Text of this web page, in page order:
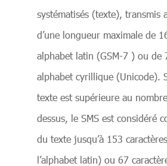
systématisés (texte), transmis
d’une longueur maximale de
alphabet latin (GSM-7 ) ou de
alphabet cyrillique (Unicode).
texte est supérieure au
dessus, le SMS est considéré
du texte jusqu’à 153
l’alphabet latin) ou 67